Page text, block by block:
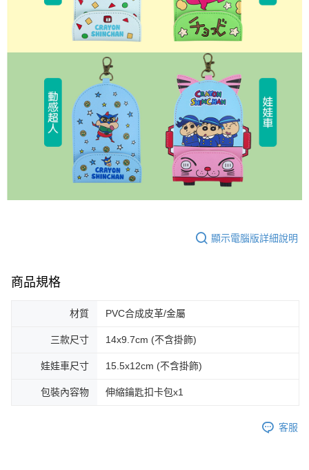
顯示電腦版詳細說明
商品規格
材質 PVC合成皮革/金屬
三款尺寸 14x9.7cm (不含掛飾)
娃娃車尺寸 15.5x12cm (不含掛飾)
包裝內容物 伸縮鑰匙扣卡包x1
客服